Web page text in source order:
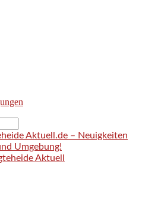
Aktuell.de – Neuigkeiten
Umgebung!